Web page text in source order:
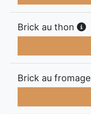
Brick au thon
Brick au fromage